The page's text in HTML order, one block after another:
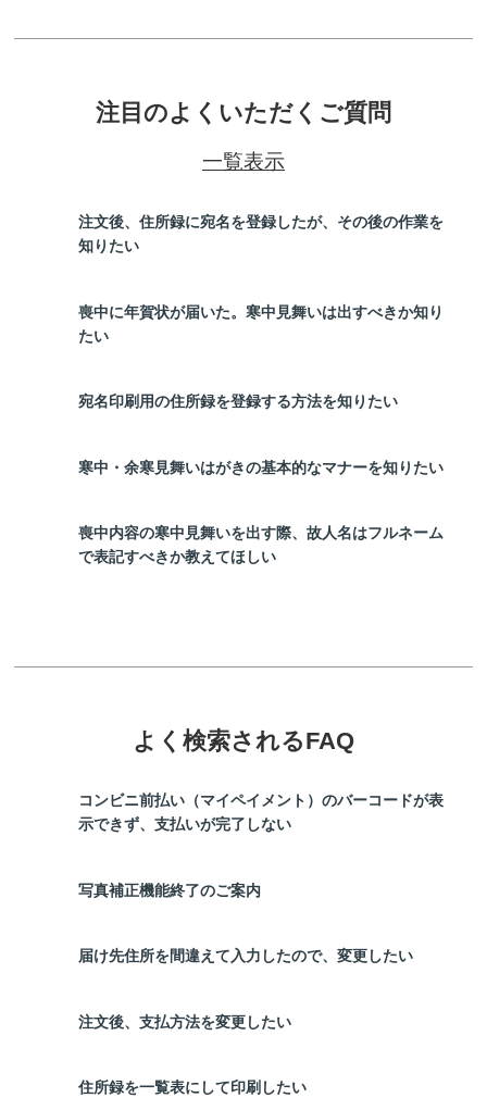
注目のよくいただくご質問
一覧表示
注文後、住所録に宛名を登録したが、その後の作業を
知りたい
喪中に年賀状が届いた。寒中見舞いは出すべきか知り
たい
宛名印刷用の住所録を登録する方法を知りたい
寒中・余寒見舞いはがきの基本的なマナーを知りたい
喪中内容の寒中見舞いを出す際、故人名はフルネーム
で表記すべきか教えてほしい
よく検索されるFAQ
コンビニ前払い（マイペイメント）のバーコードが表
示できず、支払いが完了しない
写真補正機能終了のご案内
届け先住所を間違えて入力したので、変更したい
注文後、支払方法を変更したい
住所録を一覧表にして印刷したい